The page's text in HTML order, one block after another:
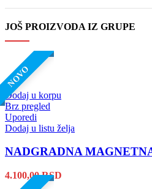
JOŠ PROIZVODA IZ GRUPE
Dodaj u korpu
Brz pregled
Uporedi
Dodaj u listu želja
NADGRADNA
NOVO
4.100,00RSD